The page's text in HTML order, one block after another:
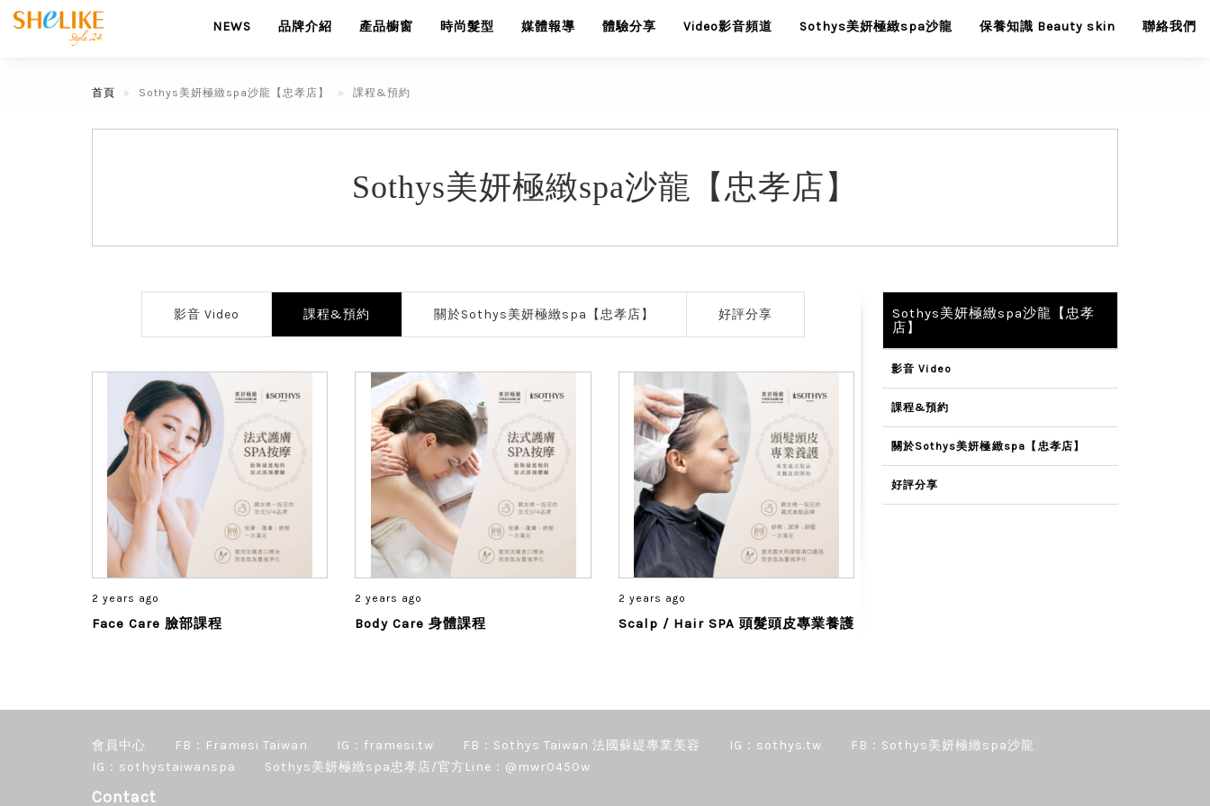
NEWS 品牌介紹 產品櫥窗 時尚髮型 媒體報導 體驗分享 Video影音頻道 Sothys美妍極緻spa沙龍 保養知識 Beauty skin 聯絡我們
首頁 Sothys美妍極緻spa沙龍【忠孝店】 課程&預約
Sothys美妍極緻spa沙龍【忠孝店】
影音 Video 課程&預約 關於Sothys美妍極緻spa【忠孝店】 好評分享
2 years ago
Face Care 臉部課程
2 years ago
Body Care 身體課程
2 years ago
Scalp / Hair SPA 頭髮頭皮專業養護
Sothys美妍極緻spa沙龍【忠孝
店】
影音 Video
課程&預約
關於Sothys美妍極緻spa【忠孝店】
好評分享
會員中心 FB：Framesi Taiwan IG：framesi.tw FB：Sothys Taiwan 法國蘇緹專業美容 IG：sothys.tw
FB：Sothys美妍極緻spa沙龍
IG：sothystaiwanspa
Sothys美妍極緻spa忠孝店/官方Line：@mwr0450w
Contact